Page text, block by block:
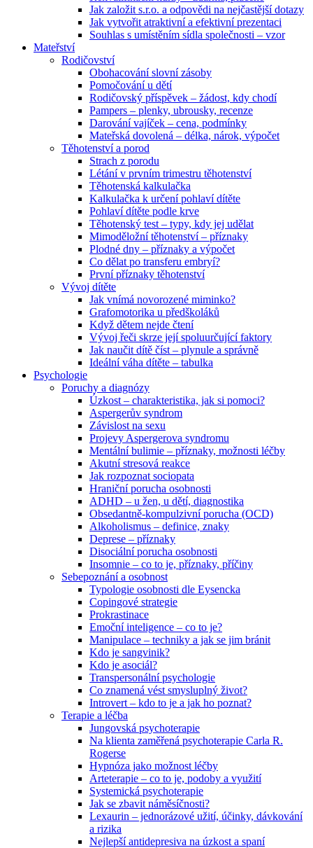
Jak založit s.r.o. a odpovědi na nejčastější dotazy
Jak vytvořit atraktivní a efektivní prezentaci
Souhlas s umístěním sídla společnosti – vzor
Mateřství
Rodičovství
Obohacování slovní zásoby
Pomočování u dětí
Rodičovský příspěvek – žádost, kdy chodí
Pampers – plenky, ubrousky, recenze
Darování vajíček – cena, podmínky
Mateřská dovolená – délka, nárok, výpočet
Těhotenství a porod
Strach z porodu
Létání v prvním trimestru těhotenství
Těhotenská kalkulačka
Kalkulačka k určení pohlaví dítěte
Pohlaví dítěte podle krve
Těhotenský test – typy, kdy jej udělat
Mimoděložní těhotenství – příznaky
Plodné dny – příznaky a výpočet
Co dělat po transferu embryí?
První příznaky těhotenství
Vývoj dítěte
Jak vnímá novorozené miminko?
Grafomotorika u předškoláků
Když dětem nejde čtení
Vývoj řeči skrze její spoluurčující faktory
Jak naučit dítě číst – plynule a správně
Ideální váha dítěte – tabulka
Psychologie
Poruchy a diagnózy
Úzkost – charakteristika, jak si pomoci?
Aspergerův syndrom
Závislost na sexu
Projevy Aspergerova syndromu
Mentální bulimie – příznaky, možnosti léčby
Akutní stresová reakce
Jak rozpoznat sociopata
Hraniční porucha osobnosti
ADHD – u žen, u dětí, diagnostika
Obsedantně-kompulzivní porucha (OCD)
Alkoholismus – definice, znaky
Deprese – příznaky
Disociální porucha osobnosti
Insomnie – co to je, příznaky, příčiny
Sebepoznání a osobnost
Typologie osobnosti dle Eysencka
Copingové strategie
Prokrastinace
Emoční inteligence – co to je?
Manipulace – techniky a jak se jim bránit
Kdo je sangvinik?
Kdo je asociál?
Transpersonální psychologie
Co znamená vést smysluplný život?
Introvert – kdo to je a jak ho poznat?
Terapie a léčba
Jungovská psychoterapie
Na klienta zaměřená psychoterapie Carla R.
Rogerse
Hypnóza jako možnost léčby
Arteterapie – co to je, podoby a využití
Systemická psychoterapie
Jak se zbavit náměsíčnosti?
Lexaurin – jednorázové užití, účinky, dávkování
a rizika
Nejlepší antidepresiva na úzkost a spaní